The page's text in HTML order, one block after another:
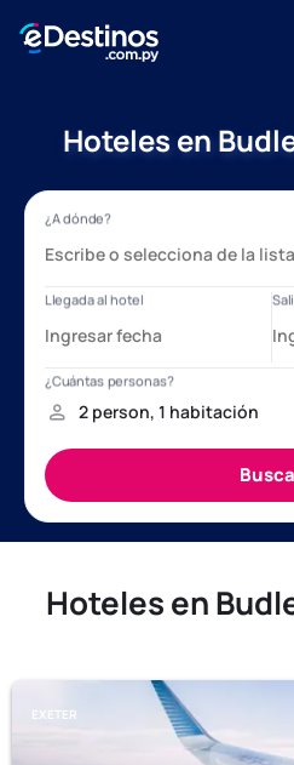
Hoteles en
Hoteles en
EXETER